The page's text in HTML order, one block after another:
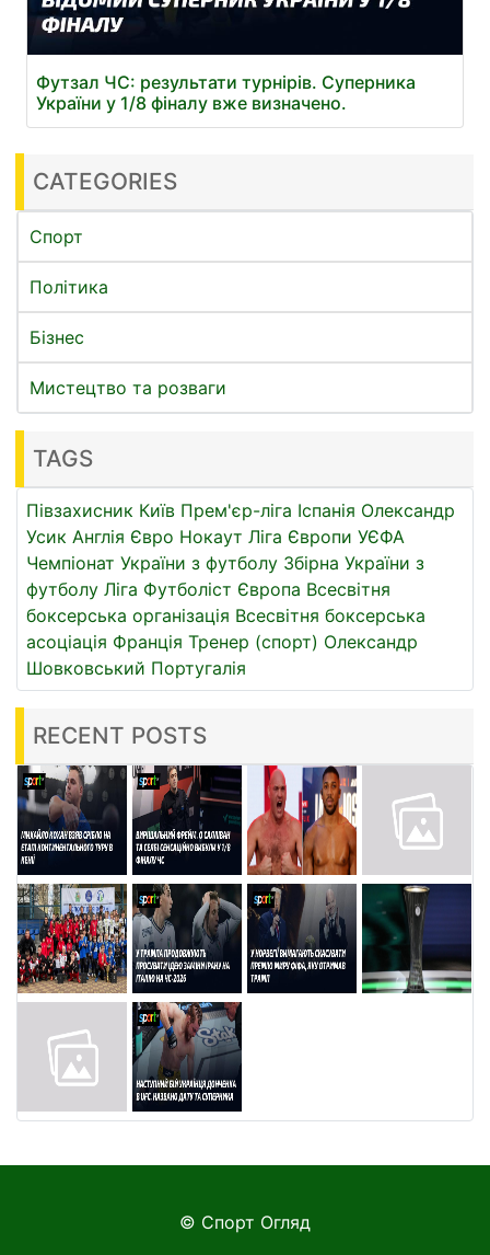
Футзал ЧС: результати турнірів. Суперника
України у 1/8 фіналу вже визначено.
CATEGORIES
Спорт
Політика
Бізнес
Мистецтво та розваги
TAGS
Півзахисник Київ Прем'єр-ліга Іспанія Олександр
Усик Англія Євро Нокаут Ліга Європи УЄФА
Чемпіонат України з футболу Збірна України з
футболу Ліга Футболіст Європа Всесвітня
боксерська організація Всесвітня боксерська
асоціація Франція Тренер (спорт) Олександр
Шовковський Португалія
RECENT POSTS
© Спорт Огляд